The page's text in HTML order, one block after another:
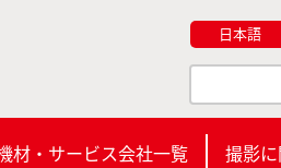
日本語
材・サービス会社一覧 撮影